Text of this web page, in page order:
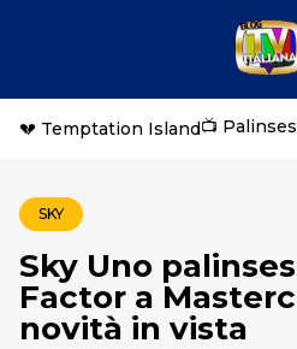
💔 Temptation Island📺
SKY
Sky Uno
Factor a
novità in vista